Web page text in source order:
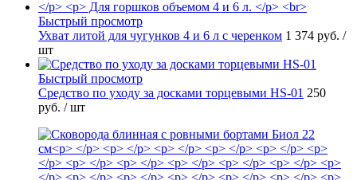
Быстрый просмотр
Ухват литой для чугунков 4 и 6 л с черенком 1 374 руб. /
шт
Быстрый просмотр
Средство по уходу за досками торцевыми HS-01 250
руб. / шт